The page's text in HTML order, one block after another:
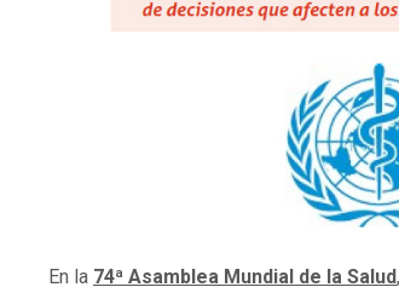
En la 74ª Asamblea Mundial de la Salud